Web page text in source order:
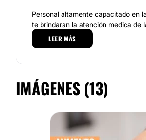
Personal altamente capacitado en
te brindaran la atención medica de
avances científicos en diagnostico
oncología cutánea. Es un equipo
Excelencia profesional,
empatía, calidad humana nos
Localización
LEER MÁS
IMÁGENES (13)